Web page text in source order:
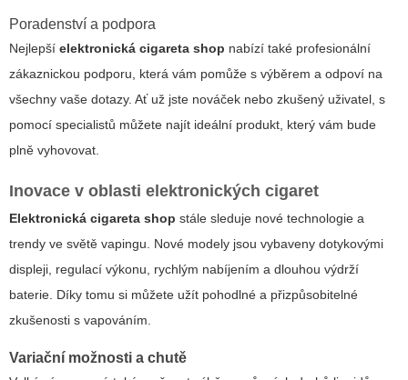
Poradenství a podpora
Nejlepší elektronická cigareta shop nabízí také profesionální
zákaznickou podporu, která vám pomůže s výběrem a odpoví na
všechny vaše dotazy. Ať už jste nováček nebo zkušený uživatel, s
pomocí specialistů můžete najít ideální produkt, který vám bude
plně vyhovovat.
Inovace v oblasti elektronických cigaret
Elektronická cigareta shop stále sleduje nové technologie a
trendy ve světě vapingu. Nové modely jsou vybaveny dotykovými
displeji, regulací výkonu, rychlým nabíjením a dlouhou výdrží
baterie. Díky tomu si můžete užít pohodlné a přizpůsobitelné
zkušenosti s vapováním.
Variační možnosti a chutě